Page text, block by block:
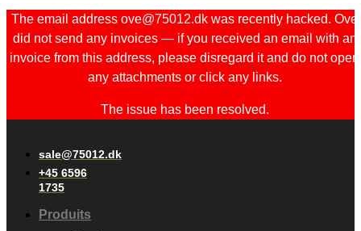
The email address ove@75012.dk was recently hacked. Ove
did not send any invoices — if you received an email with an
invoice from this address, please disregard it and do not open
any attachments or click any links.
The issue has been resolved.
sale@75012.dk
+45 6596
1735
Produits